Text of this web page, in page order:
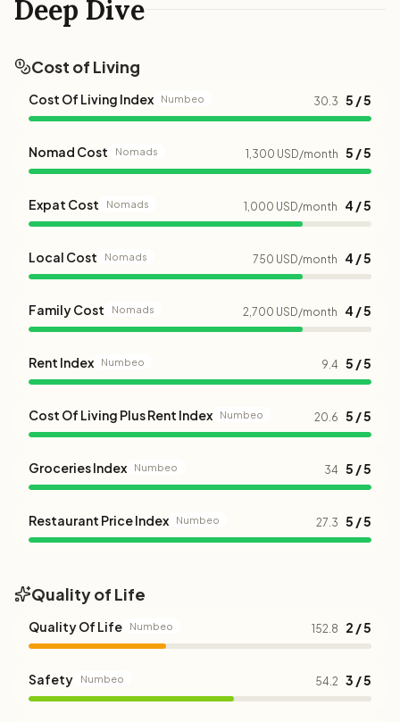
Deep Dive
Cost of Living
Cost Of Living Index Numbeo 30.3 5 / 5
Nomad Cost Nomads 1,300 USD/month 5 / 5
Expat Cost Nomads 1,000 USD/month 4 / 5
Local Cost Nomads 750 USD/month 4 / 5
Family Cost Nomads 2,700 USD/month 4 / 5
Rent Index Numbeo 9.4 5 / 5
Cost Of Living Plus Rent Index Numbeo 20.6 5 / 5
Groceries Index Numbeo 34 5 / 5
Restaurant Price Index Numbeo 27.3 5 / 5
Quality of Life
Quality Of Life Numbeo 152.8 2 / 5
Safety Numbeo 54.2 3 / 5